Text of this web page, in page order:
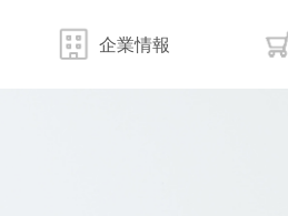
企業情報